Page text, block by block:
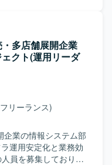
ていただきます。 社
推進を行っていただ
クの要件定義から設
方を求めておりま
ケーションを円滑に
できる方を歓迎いた
安定したシステム運
ける方を想定してお
横断して担当できる
きます。 工場ネット
だきます。具体的に
監視サーバの更改対
ーバの仮想化と更改
行うアプライアンス
築し、コンフィグ管
設定・検証を実施し
ら、構築フェーズを
ります。課題発生時
者と連携しながら解
いたします。 【ポ
ネットワーク維持管
多店舗展開企業
クト(運用リーダ
リーランス)
企業の情報システム部
運用安定化と業務効
員を募集しておりま